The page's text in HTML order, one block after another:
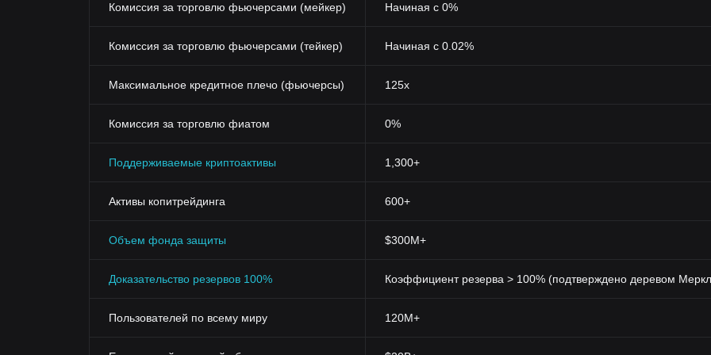
Комиссия за торговлю фьючерсами (мейкер) Начиная с 0%
Комиссия за торговлю фьючерсами (тейкер) Начиная с 0.02%
Максимальное кредитное плечо (фьючерсы) 125x
Комиссия за торговлю фиатом 0%
Поддерживаемые криптоактивы 1,300+
Активы копитрейдинга 600+
Объем фонда защиты $300M+
Доказательство резервов 100% Коэффициент резерва > 100% (подтверждено деревом
Пользователей по всему миру 120M+